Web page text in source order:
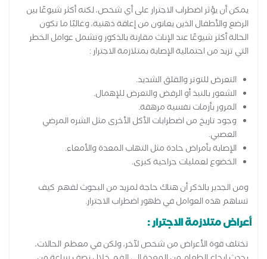
يمكن أن يؤثر اضطراب الاجترار على أي شخص، لكنه أكثر شيوعًا بين
الرضع والأطفال الذين يعانون من إعاقة ذهنية، وغالبًا ما تكون
الحالة أكثر شيوعًا عند الإناث مقارنة بالذكور وتشمل عوامل الخطر
التي تزيد من احتمالية الإصابة بمتلازمة الاجترار :
التعرض للتوتر والقلق الشديد.
الشعور بالنبذ أو الرفض والتعرض للإهمال.
المرور بأزمات نفسية مرهقة.
وجود تاريخ من اضطرابات الأكل الأخرى مثل الشره المرضي
العصبي.
الإصابة بأمراض حادة مثل التهاب المعدة والأمعاء.
الخضوع لعمليات جراحية كبرى.
ومن الجدير بالذكر أن هناك حاجة لمزيد من البحوث لفهم كيف
تساهم هذه العوامل في ظهور اضطراب الاجترار.
أعراض متلازمة الاجترار :
تختلف قوة الأعراض من شخص لآخر، ولكن في معظم الحالات،